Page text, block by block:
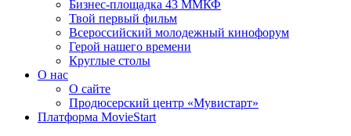
Бизнес-площадка 43 ММКФ
Твой первый фильм
Всероссийский молодежный кинофорум
Герой нашего времени
Круглые столы
О нас
О сайте
Продюсерский центр «Мувистарт»
Платформа MovieStart